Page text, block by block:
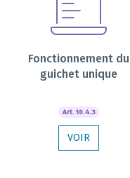
Fonctionnement du
guichet unique
Art. 10.4.3
VOIR